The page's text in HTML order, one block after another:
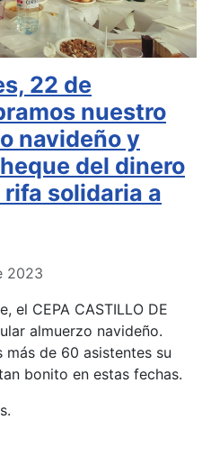
22 de
nuestro
navideño y
del dinero
solidaria a
2023
el CEPA CASTILLO DE
almuerzo navideño.
más de 60 asistentes su
bonito en estas fechas.